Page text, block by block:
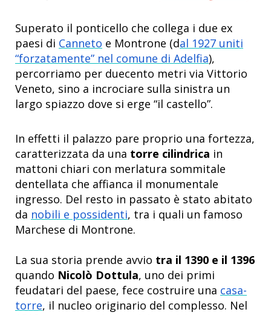
Superato il ponticello che collega i due ex
paesi di Canneto e Montrone (dal 1927 uniti
“forzatamente” nel comune di Adelfia),
percorriamo per duecento metri via Vittorio
Veneto, sino a incrociare sulla sinistra un
largo spiazzo dove si erge “il castello”.
In effetti il palazzo pare proprio una fortezza,
caratterizzata da una torre cilindrica in
mattoni chiari con merlatura sommitale
dentellata che affianca il monumentale
ingresso. Del resto in passato è stato abitato
da nobili e possidenti, tra i quali un famoso
Marchese di Montrone.
La sua storia prende avvio tra il 1390 e il 1396
quando Nicolò Dottula, uno dei primi
feudatari del paese, fece costruire una casa-
torre, il nucleo originario del complesso. Nel